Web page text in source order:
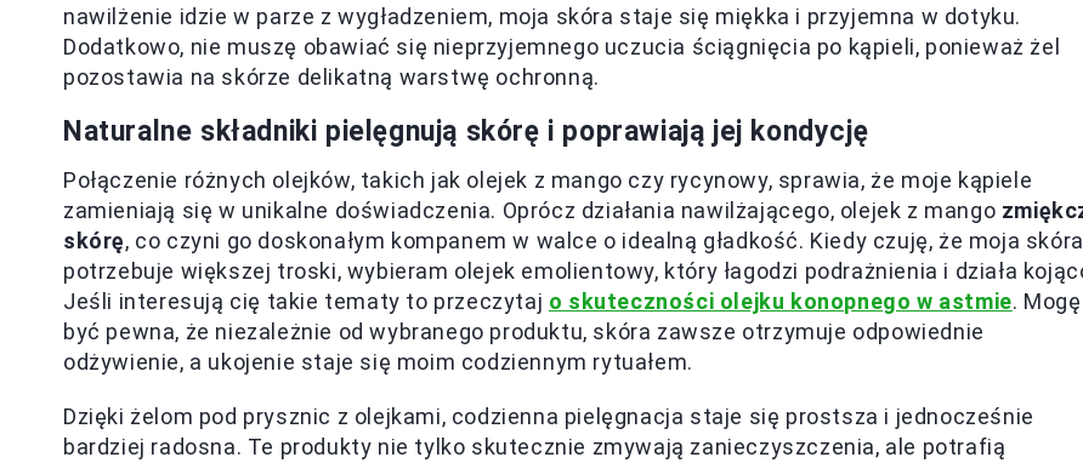
nawilżenie idzie w parze z wygładzeniem, moja skóra staje się miękka i przyjemna w dotyku.
Dodatkowo, nie muszę obawiać się nieprzyjemnego uczucia ściągnięcia po kąpieli, ponieważ żel
pozostawia na skórze delikatną warstwę ochronną.
Naturalne składniki pielęgnują skórę i poprawiają jej kondycję
Połączenie różnych olejków, takich jak olejek z mango czy rycynowy, sprawia, że moje kąpiele
zamieniają się w unikalne doświadczenia. Oprócz działania nawilżającego, olejek z mango
skórę, co czyni go doskonałym kompanem w walce o idealną gładkość. Kiedy czuję, że moja skóra
potrzebuje większej troski, wybieram olejek emolientowy, który łagodzi podrażnienia i działa
Jeśli interesują cię takie tematy to przeczytaj o skuteczności olejku konopnego w astmie. Mogę
być pewna, że niezależnie od wybranego produktu, skóra zawsze otrzymuje odpowiednie
odżywienie, a ukojenie staje się moim codziennym rytuałem.
Dzięki żelom pod prysznic z olejkami, codzienna pielęgnacja staje się prostsza i jednocześnie
bardziej radosna. Te produkty nie tylko skutecznie zmywają zanieczyszczenia, ale potrafią